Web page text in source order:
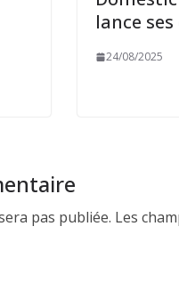
lance
24/08/2025
pas publiée. Les